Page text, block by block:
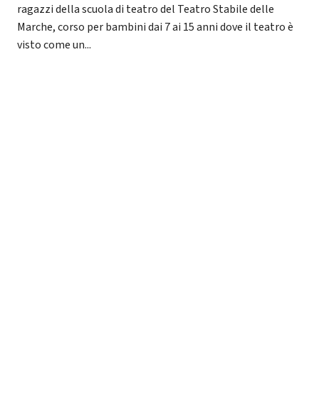
ragazzi della scuola di teatro del Teatro Stabile delle
Marche, corso per bambini dai 7 ai 15 anni dove il teatro è
visto come un...